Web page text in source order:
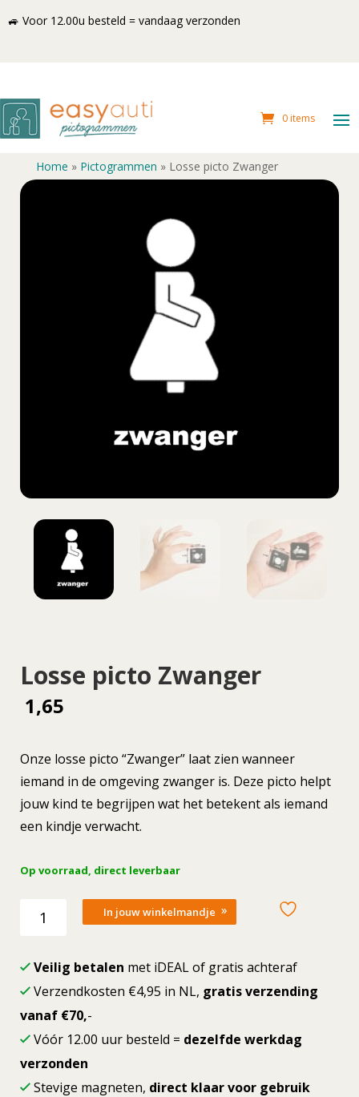
🚙 Voor 12.00u besteld = vandaag verzonden
0 items
Home » Pictogrammen » Losse picto Zwanger
Losse picto Zwanger
1,65
Onze losse picto “Zwanger” laat zien wanneer
iemand in de omgeving zwanger is. Deze picto helpt
jouw kind te begrijpen wat het betekent als iemand
een kindje verwacht.
Op voorraad, direct leverbaar
picto
aantal
In jouw winkelmandje
Veilig betalen met iDEAL of gratis achteraf
Verzendkosten €4,95 in NL, gratis verzending
vanaf €70,-
Vóór 12.00 uur besteld = dezelfde werkdag
verzonden
Stevige magneten, direct klaar voor gebruik